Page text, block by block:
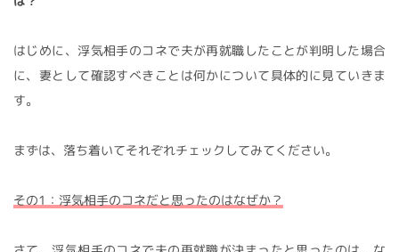
はじめに、浮気相手のコネで夫が再就職したことが判明した場合
に、妻として確認すべきことは何かについて具体的に見ていきま
す。
まずは、落ち着いてそれぞれチェックしてみてください。
その1：浮気相手のコネだと思ったのはなぜか？